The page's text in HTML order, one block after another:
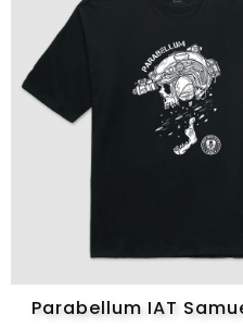
Parabellum IAT